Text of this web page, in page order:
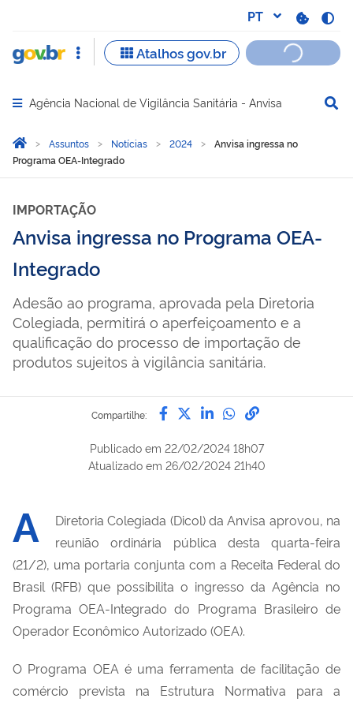
Abrir menu principal de navegação
Agência Nacional de Vigilância Sanitária - Anvisa
Você está aqui:
Página Inicial
Assuntos Notícias 2024
Anvisa ingressa no
Programa OEA-Integrado
IMPORTAÇÃO
Anvisa ingressa no Programa OEA-
Integrado
Adesão ao programa, aprovada pela Diretoria
Colegiada, permitirá o aperfeiçoamento e a
qualificação do processo de importação de
produtos sujeitos à vigilância sanitária.
Compartilhe: Compartilhe por Facebook
Compartilhe por Twitter
Compartilhe por
Compartilhe
link para
Publicado em 22/02/2024 18h07
Atualizado em 26/02/2024 21h40
A Diretoria Colegiada (Dicol)da Anvisa aprovou, na
reuniãoordinária pública desta quarta-feira
(21/2), uma portaria conjunta com a Receita Federal do
Brasil (RFB) que possibilita o ingresso da Agência no
Programa OEA-Integrado do Programa Brasileiro de
Operador Econômico Autorizado (OEA).
O Programa OEA é uma ferramenta de facilitação de
comércio prevista na Estrutura Normativa para a